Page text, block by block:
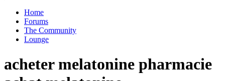
Home
Forums
The Community
Lounge
acheter melatonine pharmacie